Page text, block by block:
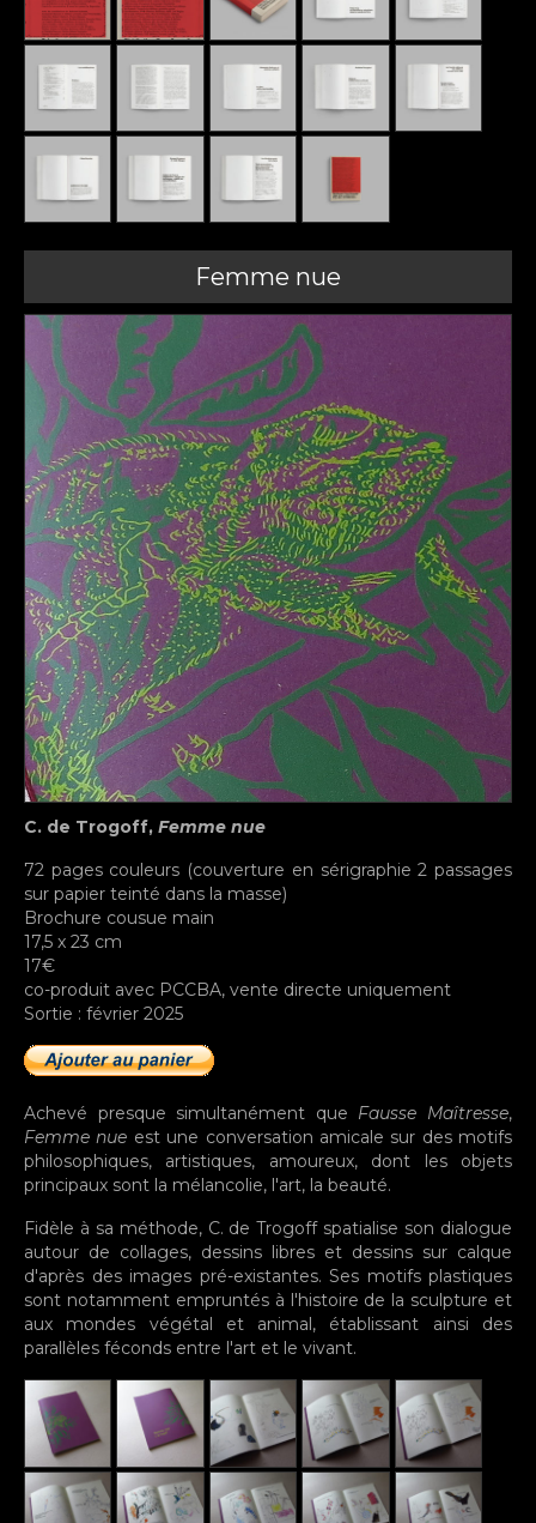
Femme nue
C. de Trogoff, Femme nue
72 pages couleurs (couverture en sérigraphie 2 passages
sur papier teinté dans la masse)
Brochure cousue main
17,5 x 23 cm
17€
co-produit avec PCCBA, vente directe uniquement
Sortie : février 2025
Achevé presque simultanément que Fausse Maîtresse,
Femme nue est une conversation amicale sur des motifs
philosophiques, artistiques, amoureux, dont les objets
principaux sont la mélancolie, l'art, la beauté.
Fidèle à sa méthode, C. de Trogoff spatialise son dialogue
autour de collages, dessins libres et dessins sur calque
d'après des images pré-existantes. Ses motifs plastiques
sont notamment empruntés à l'histoire de la sculpture et
aux mondes végétal et animal, établissant ainsi des
parallèles féconds entre l'art et le vivant.